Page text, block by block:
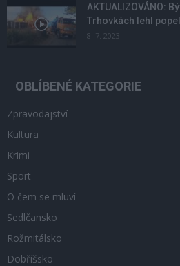
AKTUALIZOVÁNO:
Trhovkách lehl
8. 7. 2023
OBLÍBENÉ KATEGORIE
Zpravodajství
Kultura
Krimi
Sport
O čem se mluví
Sedlčansko
Rožmitálsko
Dobříšsko